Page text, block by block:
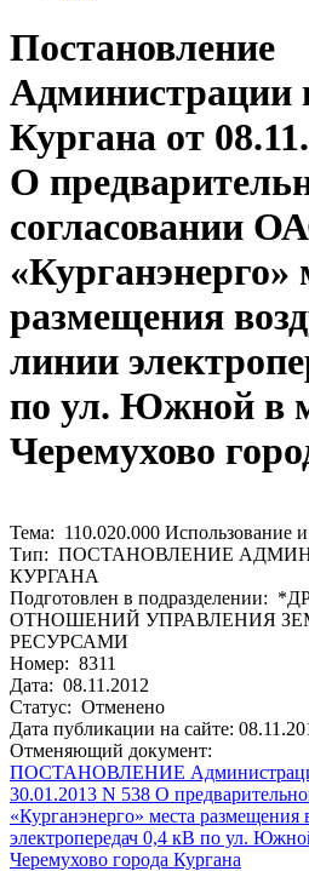
Постановление
Администрации
Кургана от
О
согласовании
«Курганэнерго»
размещения
линии
по ул. Южной в
Черемухово
Тема: 110.020.000 Использование и
Тип: ПОСТАНОВЛЕНИЕ
КУРГАНА
Подготовлен в
ОТНОШЕНИЙ УПРАВЛЕНИЯ
РЕСУРСАМИ
Номер: 8311
Дата: 08.11.2012
Статус: Отменено
Дата публикации на сайте:
Отменяющий документ:
ПОСТАНОВЛЕНИЕ Администрация
30.01.2013 N 538 О
«Курганэнерго» места
электропередач 0,4 кВ по ул.
Черемухово города Кургана